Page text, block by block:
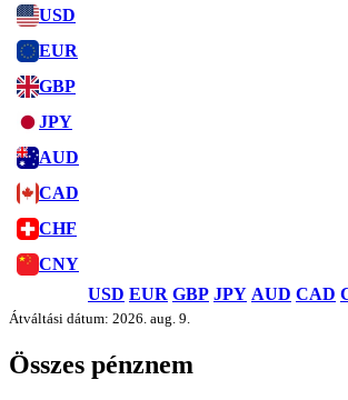
USD
EUR
GBP
JPY
AUD
CAD
CHF
CNY
USD EUR GBP JPY AUD CAD
Átváltási dátum: 2026. aug. 9.
Összes pénznem